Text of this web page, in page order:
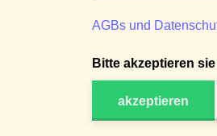
AGBs und
Bitte akzeptieren
akzeptieren